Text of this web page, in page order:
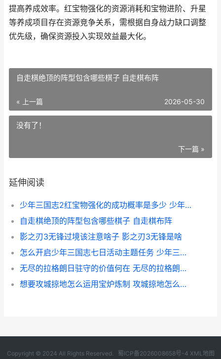
提高养成效率。红宝物强化的资源消耗和宝物进阶、升星
等养成项目存在资源竞争关系，需根据自身战力缺口调整
优先级，确保资源投入实现效益最大化。
自走棋绝顶的阵型包含哪些棋子 自走棋布阵
« 上一篇 2026-05-30
没有了！
下一篇 »
延伸阅读
少年三国志2红宝物强化的成功概率是多少 少年三国志2红颜图片
自走棋绝顶的阵型包含哪些棋子 自走棋布阵
影之刃3无锋过境该注意啥子 影之刃3无锋是啥
怎么开启少年三国志七日活动主题任务 少年三国志开启功能最新表
无尽的拉格朗日驻守的价值何在 无尽的拉格朗日舰船排行
想要攻城掠地怎么运用宝炉炼制 攻城掠地怎么攻城
Copyright © 2024 All Rights Reserved. 蜀ICP备2026008658号-4 XML地图